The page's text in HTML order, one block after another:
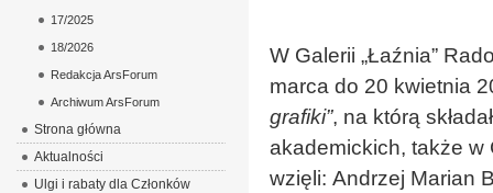
W Galerii „Łaźnia”
marca do 20 kwietnia
grafiki”, na którą
akademickich, także
wzięli: Andrzej Marian
17/2025
18/2026
Redakcja ArsForum
Archiwum ArsForum
Strona główna
Aktualności
Ulgi i rabaty dla Członków